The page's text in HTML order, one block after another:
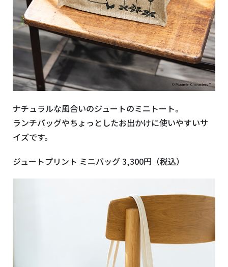
ナチュラルな風合いのジュートのミニトート。
ランチバッグやちょっとしたお出かけに使いやすいサ
イズです。
ジュートプリント ミニバッグ 3,300円（税込）